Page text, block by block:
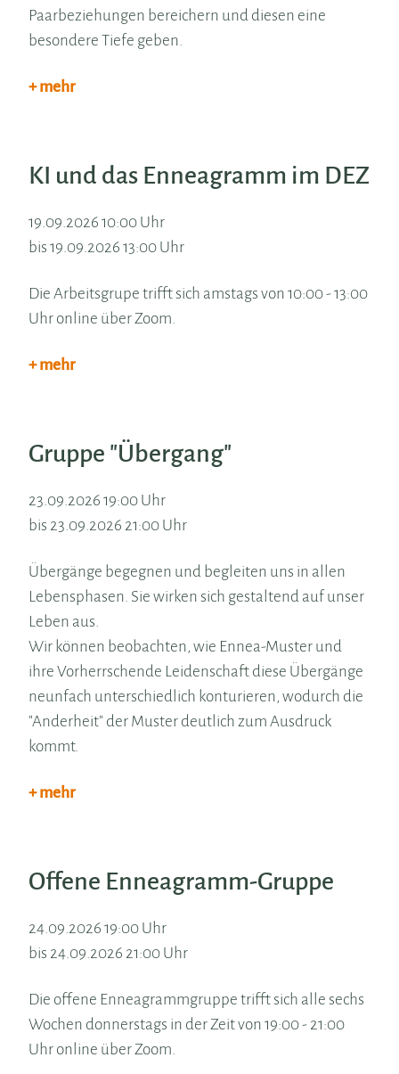
Paarbeziehungen bereichern und diesen eine
besondere Tiefe geben.
+ mehr
KI und das Enneagramm im DEZ
19.09.2026 10:00 Uhr
bis 19.09.2026 13:00 Uhr
Die Arbeitsgrupe trifft sich amstags von 10:00 - 13:00
Uhr online über Zoom.
+ mehr
Gruppe "Übergang"
23.09.2026 19:00 Uhr
bis 23.09.2026 21:00 Uhr
Übergänge begegnen und begleiten uns in allen
Lebensphasen. Sie wirken sich gestaltend auf unser
Leben aus.
Wir können beobachten, wie Ennea-Muster und
ihre Vorherrschende Leidenschaft diese Übergänge
neunfach unterschiedlich konturieren, wodurch die
"Anderheit" der Muster deutlich zum Ausdruck
kommt.
+ mehr
Offene Enneagramm-Gruppe
24.09.2026 19:00 Uhr
bis 24.09.2026 21:00 Uhr
Die offene Enneagrammgruppe trifft sich alle sechs
Wochen donnerstags in der Zeit von 19:00 - 21:00
Uhr online über Zoom.